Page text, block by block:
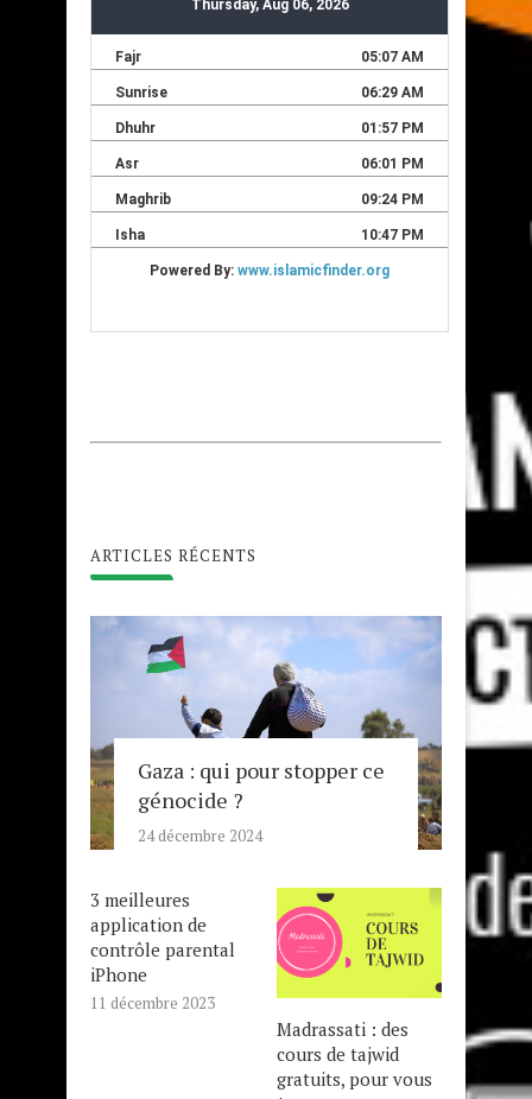
ARTICLES RÉCENTS
Gaza : qui pour stopper ce
génocide ?
24 décembre 2024
3 meilleures
application de
contrôle parental
iPhone
11 décembre 2023
Madrassati : des
cours de tajwid
gratuits, pour vous